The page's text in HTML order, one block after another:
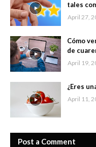
tales
April 27,
Cómo
de
April 19,
¿Eres
April 11,
Post a Comment